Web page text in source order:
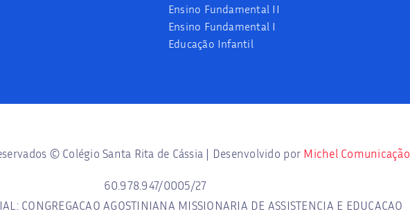
Ensino Fundamental II
Ensino Fundamental I
Educação Infantil
© Colégio Santa Rita de Cássia | Desenvolvido por Michel Comunicação
60.978.947/0005/27
CONGREGACAO AGOSTINIANA MISSIONARIA DE ASSISTENCIA E EDUCACAO